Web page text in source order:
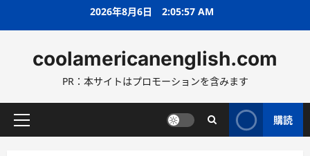
ス
ッ
2026年8月6日 2:05:58 AM
coolamericanenglish.com
PR：本サイトはプロモーションを含みます
メ
購読